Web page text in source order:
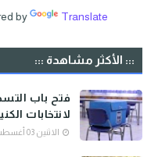
by Translate
::: الأكثر مشاهدة :::
فتح باب
لانتخابات
الاثنين 03 أغسطس 2026